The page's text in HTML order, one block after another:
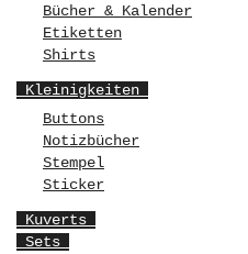
Bücher & Kalender
Etiketten
Shirts
Kleinigkeiten
Buttons
Notizbücher
Stempel
Sticker
Kuverts
Sets